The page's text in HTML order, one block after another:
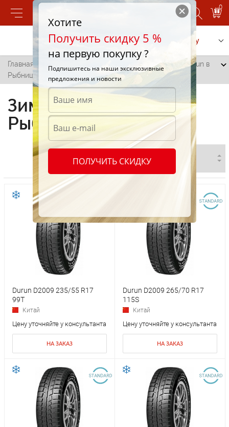
0
Позвонить Заказать услугу
Главная /
Зимние шины Durun в
Рыбнице
Зимние шины Durun в
Рыбнице
Durun D2009 235/55 R17
99T
Китай
Цену уточняйте у консультанта
НА ЗАКАЗ
Durun D2009 265/70 R17
115S
Китай
Цену уточняйте у консультанта
НА ЗАКАЗ
Хотите
Получить скидку 5 %
на первую покупку ?
Подпишитесь на наши эксклюзивные
предложения и новости
ПОЛУЧИТЬ СКИДКУ